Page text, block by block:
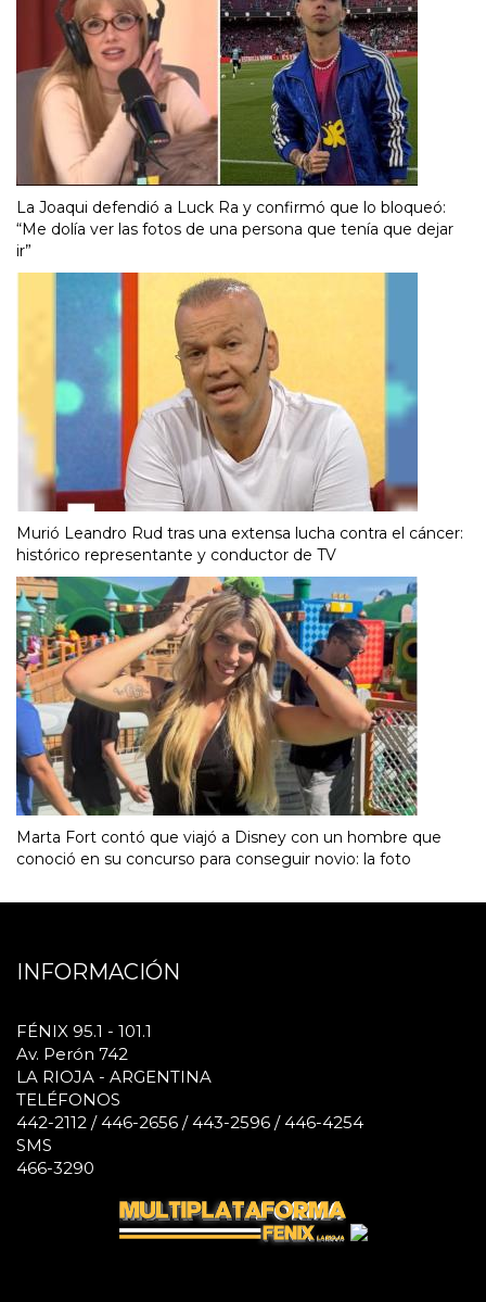
La Joaqui defendió a Luck Ra y confirmó que lo bloqueó:
“Me dolía ver las fotos de una persona que tenía que dejar
ir”
Murió Leandro Rud tras una extensa lucha contra el cáncer:
histórico representante y conductor de TV
Marta Fort contó que viajó a Disney con un hombre que
conoció en su concurso para conseguir novio: la foto
INFORMACIÓN
FÉNIX 95.1 - 101.1
Av. Perón 742
LA RIOJA - ARGENTINA
TELÉFONOS
442-2112 / 446-2656 / 443-2596 / 446-4254
SMS
466-3290